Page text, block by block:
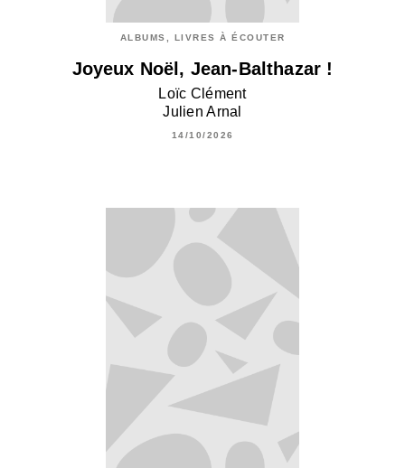
ALBUMS, LIVRES À ÉCOUTER
Joyeux Noël, Jean-Balthazar !
Loïc Clément
Julien Arnal
14/10/2026